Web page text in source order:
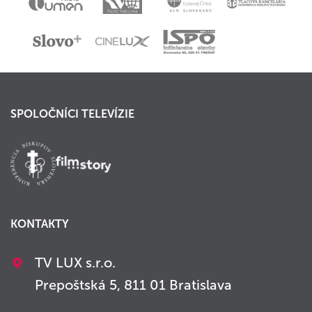
SPOLOČNÍCI TELEVÍZIE
KONTAKTY
TV LUX s.r.o.
Prepoštská 5, 811 01 Bratislava